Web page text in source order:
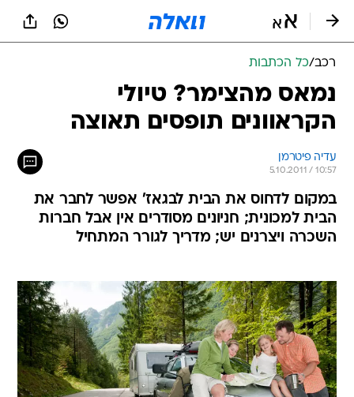
רכב/כל הכתבות
נמאס מהצימר? טיולי
הקראוונים תופסים תאוצה
עדיה פיטרמן
5.10.2011 / 10:57
במקום לדחוס את הבית לבגאז' אפשר לחבר את
הבית למכונית; חניונים מסודרים אין אבל חברות
השכרה ויצרנים יש; מדריך לגורר המתחיל